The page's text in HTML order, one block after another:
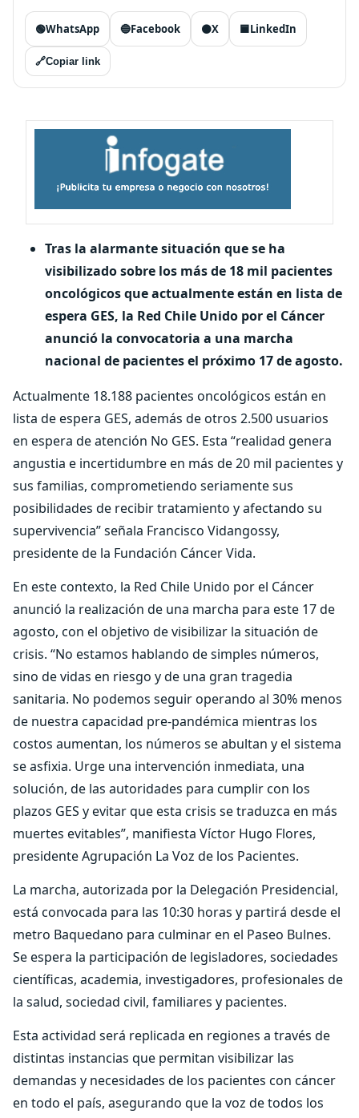
🟢WhatsApp 🔵Facebook ⚫X 🟦LinkedIn
🔗Copiar link
Tras la alarmante situación que se ha
visibilizado sobre los más de 18 mil pacientes
oncológicos que actualmente están en lista de
espera GES, la Red Chile Unido por el Cáncer
anunció la convocatoria a una marcha
nacional de pacientes el próximo 17 de agosto.
Actualmente 18.188 pacientes oncológicos están en
lista de espera GES, además de otros 2.500 usuarios
en espera de atención No GES. Esta “realidad genera
angustia e incertidumbre en más de 20 mil pacientes y
sus familias, comprometiendo seriamente sus
posibilidades de recibir tratamiento y afectando su
supervivencia” señala Francisco Vidangossy,
presidente de la Fundación Cáncer Vida.
En este contexto, la Red Chile Unido por el Cáncer
anunció la realización de una marcha para este 17 de
agosto, con el objetivo de visibilizar la situación de
crisis. “No estamos hablando de simples números,
sino de vidas en riesgo y de una gran tragedia
sanitaria. No podemos seguir operando al 30% menos
de nuestra capacidad pre-pandémica mientras los
costos aumentan, los números se abultan y el sistema
se asfixia. Urge una intervención inmediata, una
solución, de las autoridades para cumplir con los
plazos GES y evitar que esta crisis se traduzca en más
muertes evitables”, manifiesta Víctor Hugo Flores,
presidente Agrupación La Voz de los Pacientes.
La marcha, autorizada por la Delegación Presidencial,
está convocada para las 10:30 horas y partirá desde el
metro Baquedano para culminar en el Paseo Bulnes.
Se espera la participación de legisladores, sociedades
científicas, academia, investigadores, profesionales de
la salud, sociedad civil, familiares y pacientes.
Esta actividad será replicada en regiones a través de
distintas instancias que permitan visibilizar las
demandas y necesidades de los pacientes con cáncer
en todo el país, asegurando que la voz de todos los